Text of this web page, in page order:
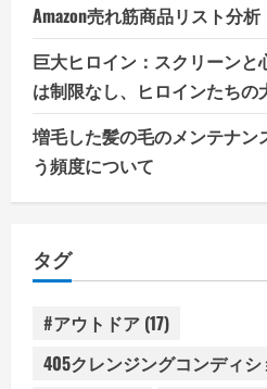
Amazon売れ筋商品リスト分析
巨大ヒロイン：スクリーンと
は制限なし、ヒロインたちの
増毛した髪の毛のメンテナン
う頻度について
タグ
#アウトドア (17)
405クレンジングコンディ